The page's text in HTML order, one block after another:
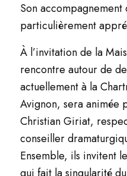
Son
particulièrement
À l’invitation de la
rencontre autour de
actuellement à la
Avignon, sera animée
Christian Giriat,
conseiller
Ensemble, ils invitent